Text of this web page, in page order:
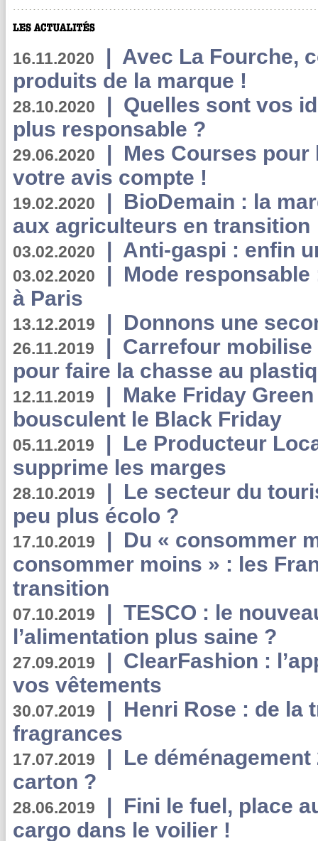
16.11.2020 | Avec La Fourche,
produits de la marque !
28.10.2020 | Quelles sont vos
plus responsable ?
29.06.2020 | Mes Courses pour
votre avis compte !
19.02.2020 | BioDemain : la
aux agriculteurs en transition
03.02.2020 | Anti-gaspi : enfin
03.02.2020 | Mode
à Paris
13.12.2019 | Donnons une
26.11.2019 | Carrefour
pour faire la chasse au
12.11.2019 | Make Friday
bousculent le Black Friday
05.11.2019 | Le Producteur
supprime les marges
28.10.2019 | Le secteur du
peu plus écolo ?
17.10.2019 | Du « consommer
consommer moins » : les
transition
07.10.2019 | TESCO : le
l’alimentation plus saine ?
27.09.2019 | ClearFashion :
vos vêtements
30.07.2019 | Henri Rose : de la
fragrances
17.07.2019 | Le
carton ?
28.06.2019 | Fini le fuel, place
cargo dans le voilier !